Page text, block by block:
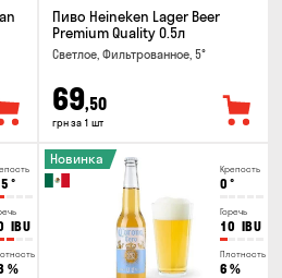
Пиво Heineken Lager Beer
Premium Quality 0.5л
Светлое, Фильтрованное, 5°
69,50
грн за 1 шт
°
IBU
%
Крепость
0 °
Горечь
10 IBU
Плотность
6 %
Новинка